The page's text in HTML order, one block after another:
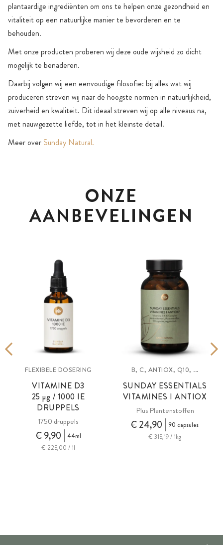
plantaardige ingrediënten om ons te helpen onze gezondheid en
vitaliteit op een natuurlijke manier te bevorderen en te
behouden.
Met onze producten proberen wij deze oude wijsheid zo dicht
mogelijk te benaderen.
Daarbij volgen wij een eenvoudige filosofie: bij alles wat wij
produceren streven wij naar de hoogste normen in natuurlijkheid,
zuiverheid en kwaliteit. Dit ideaal streven wij op alle niveaus na,
met nauwgezette liefde, tot in het kleinste detail.
Meer over Sunday Natural.
ONZE
AANBEVELINGEN
FLEXIBELE DOSERING
VITAMINE D3
25µg / 1000 IE
DRUPPELS
1750 druppels
€ 9,90
44ml
€ 225,00 / 1l
B, C, ANTIOX, Q10, ...
SUNDAY ESSENTIALS
VITAMINES I ANTIOX
Plus Plantenstoffen
€ 24,90
90 capsules
€ 315,19 / 1kg